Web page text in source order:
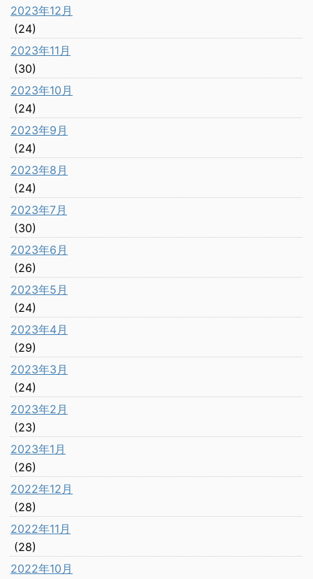
2023年12月
(24)
2023年11月
(30)
2023年10月
(24)
2023年9月
(24)
2023年8月
(24)
2023年7月
(30)
2023年6月
(26)
2023年5月
(24)
2023年4月
(29)
2023年3月
(24)
2023年2月
(23)
2023年1月
(26)
2022年12月
(28)
2022年11月
(28)
2022年10月